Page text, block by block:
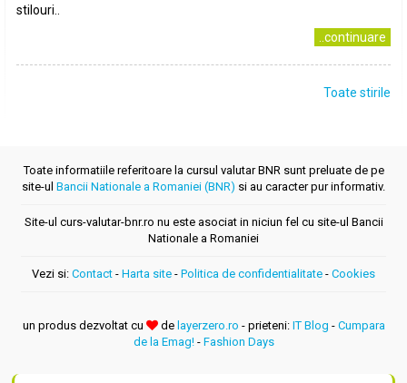
stilouri..
..continuare
Toate stirile
Toate informatiile referitoare la cursul valutar BNR sunt preluate de pe
site-ul Bancii Nationale a Romaniei (BNR) si au caracter pur informativ.
Site-ul curs-valutar-bnr.ro nu este asociat in niciun fel cu site-ul Bancii
Nationale a Romaniei
Vezi si: Contact - Harta site - Politica de confidentialitate - Cookies
un produs dezvoltat cu de layerzero.ro - prieteni: IT Blog - Cumpara
de la Emag!- Fashion Days